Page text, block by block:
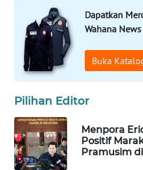
Dapatkan
Wahana News
Buka
Pilihan Editor
Menpora
Positif
Pramusim
WAHANANEWS
ID
WAHANANEWS
WAHANANEWS
NET
WAHANA